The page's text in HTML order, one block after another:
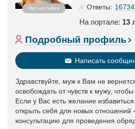
Нет на сайте
Ответы:
На портале: 13
Подробный профиль
Написать
Здравствуйте, муж к Вам не
освобождать от чувств к мужу,
Если у Вас есть желание
открыть себя для новых отношений
консультацию для проведения